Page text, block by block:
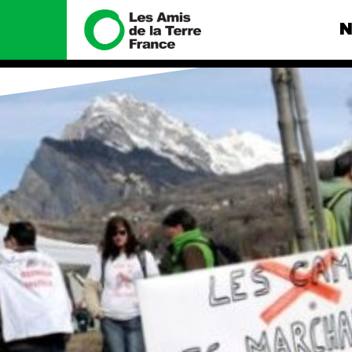
Nous connaître
Histoire
Manifeste
Missions et méthodes
Valeurs
Équipes et
fonctionnement
Le réseau dans le monde
Nos alliés
Je soutiens les Amis de la
Terre
Nos
Total, rendez-
tribunal
Gaz « naturel
enfumage
Mode : une
destructrice
Gaz au
violence
Nos autres